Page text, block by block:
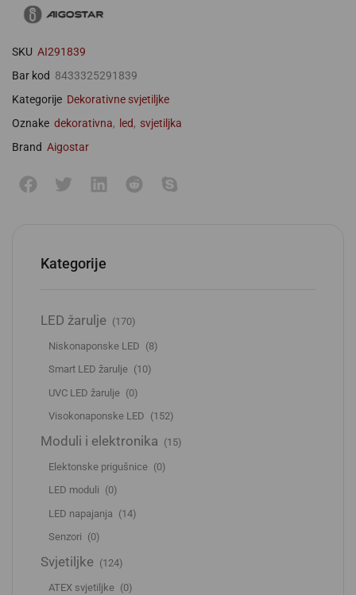
SKU AI291839
Bar kod 8433325291839
Kategorije Dekorativne svjetiljke
Oznake dekorativna, led, svjetiljka
Brand Aigostar
Kategorije
LED žarulje (170)
Niskonaponske LED (8)
Smart LED žarulje (10)
UVC LED žarulje (0)
Visokonaponske LED (152)
Moduli i elektronika (15)
Elektonske prigušnice (0)
LED moduli (0)
LED napajanja (14)
Senzori (0)
Svjetiljke (124)
ATEX svjetiljke (0)